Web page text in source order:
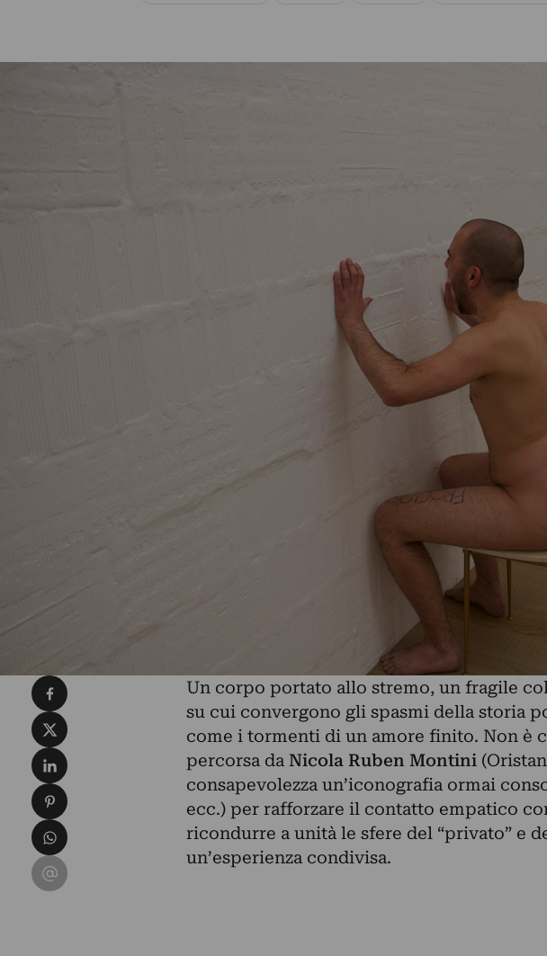
Un corpo portato allo stremo, un fragile
su cui convergono gli spasmi della storia
come i tormenti di un amore finito. Non è
percorsa da Nicola Ruben Montini
consapevolezza un’iconografia ormai
ecc.) per rafforzare il contatto empatico
ricondurre a unità le sfere del “privato” e
un’esperienza condivisa.
Condividi su Facebook
Condividi su X
Condividi su LinkedIn
Condividi su Pinterest
Condividi su WhatsApp
Condividi su Email